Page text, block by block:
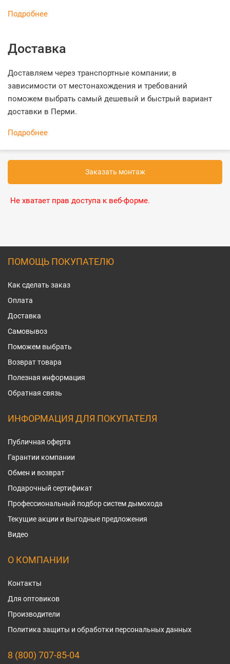
Подробнее
Доставка
Доставляем через транспортные компании; в
зависимости от местонахождения и требований
поможем выбрать самый дешевый и быстрый вариант
доставки в Перми.
Подробнее
Заказать монтаж
Не хватает прав доступа к веб-форме.
ПОМОЩЬ ПОКУПАТЕЛЮ
Как сделать заказ
Оплата
Доставка
Самовывоз
Поможем выбрать
Возврат товара
Полезная информация
Обратная связь
ИНФОРМАЦИЯ ДЛЯ ПОКУПАТЕЛЯ
Публичная оферта
Гарантии компании
Обмен и возврат
Подарочный сертификат
Профессиональный подбор систем дымохода
Текущие акции и выгодные предложения
Видео
О КОМПАНИИ
Контакты
Для оптовиков
Производители
Политика защиты и обработки персональных данных
8 (800) 707-85-04